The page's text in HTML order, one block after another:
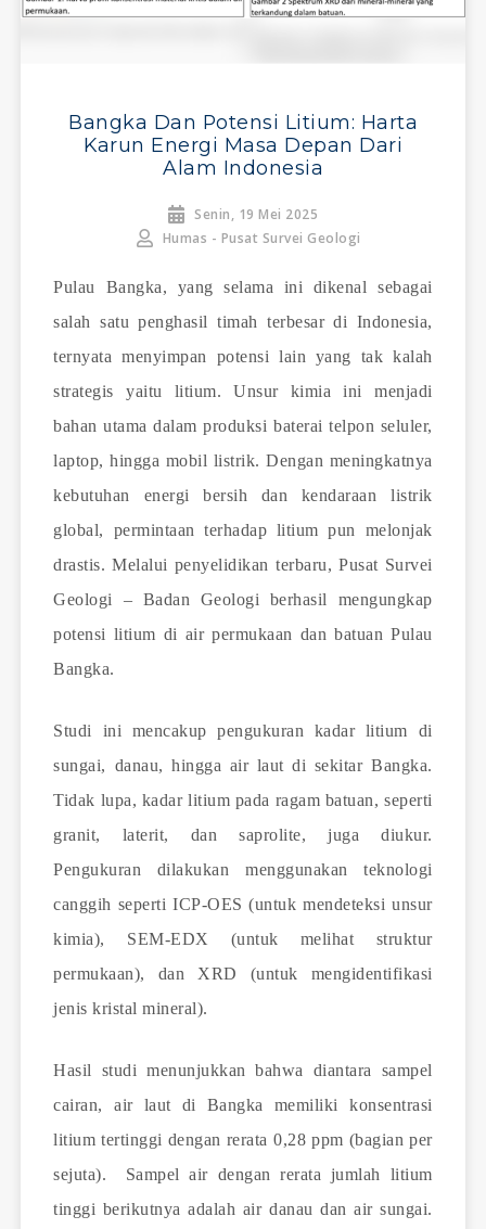
Bangka Dan Potensi Litium: Harta
Karun Energi Masa Depan Dari
Alam Indonesia
Senin, 19 Mei 2025
Humas - Pusat Survei Geologi
Pulau Bangka, yang selama ini dikenal sebagai
salah satu penghasil timah terbesar di Indonesia,
ternyata menyimpan potensi lain yang tak kalah
strategis yaitu litium. Unsur kimia ini menjadi
bahan utama dalam produksi baterai telpon seluler,
laptop, hingga mobil listrik. Dengan meningkatnya
kebutuhan energi bersih dan kendaraan listrik
global, permintaan terhadap litium pun melonjak
drastis. Melalui penyelidikan terbaru, Pusat Survei
Geologi – Badan Geologi berhasil mengungkap
potensi litium di air permukaan dan batuan Pulau
Bangka.
Studi ini mencakup pengukuran kadar litium di
sungai, danau, hingga air laut di sekitar Bangka.
Tidak lupa, kadar litium pada ragam batuan, seperti
granit, laterit, dan saprolite, juga diukur.
Pengukuran dilakukan menggunakan teknologi
canggih seperti ICP-OES (untuk mendeteksi unsur
kimia), SEM-EDX (untuk melihat struktur
permukaan), dan XRD (untuk mengidentifikasi
jenis kristal mineral).
Hasil studi menunjukkan bahwa diantara sampel
cairan, air laut di Bangka memiliki konsentrasi
litium tertinggi dengan rerata 0,28 ppm (bagian per
sejuta). Sampel air dengan rerata jumlah litium
tinggi berikutnya adalah air danau dan air sungai.